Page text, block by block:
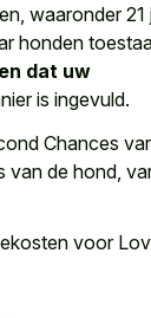
waaronder 21
honden
dat uw
is ingevuld.
Chances
van de hond,
voor